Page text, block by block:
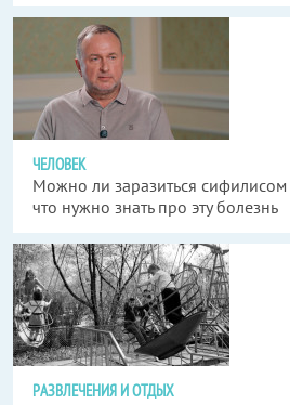
ЧЕЛОВЕК
Можно ли заразиться сифилисом
что нужно знать про эту болезнь
РАЗВЛЕЧЕНИЯ И ОТДЫХ